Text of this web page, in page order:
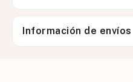
Información de envíos